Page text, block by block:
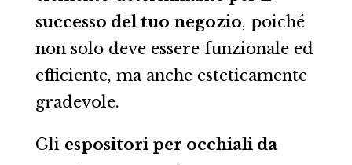
successo del tuo negozio, poiché
non solo deve essere funzionale ed
efficiente, ma anche esteticamente
gradevole.
Gli espositori per occhiali da